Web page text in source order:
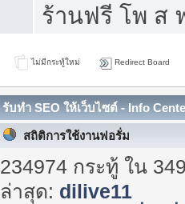
ร้านฟรี โพ ส
ไม่มีกระทู้ใหม่ Redirect Board
รับทำ SEO ให้เว็บไซต์ - Info
สถิติการใช้งานฟอรั่ม
234974 กระทู้ ใน
ล่าสุด: dilive11